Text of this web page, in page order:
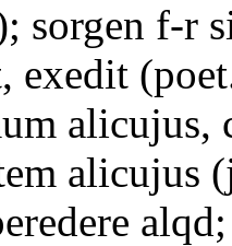
sorgen f-r
exedit
alicujus,
alicujus